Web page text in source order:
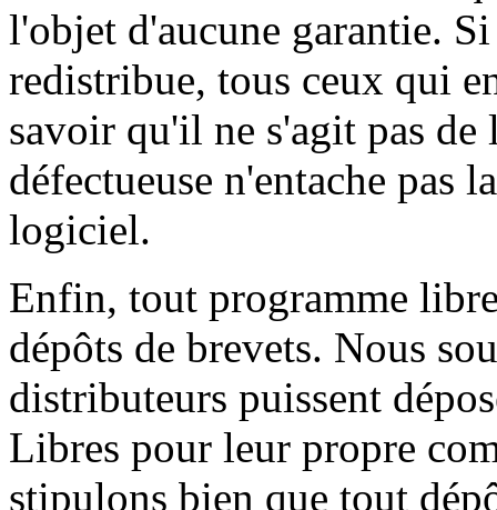
l'objet d'aucune garantie.
redistribue, tous ceux qui
savoir qu'il ne s'agit pas
défectueuse n'entache pas
logiciel.
Enfin, tout programme libre
dépôts de brevets. Nous
distributeurs puissent
Libres pour leur propre
stipulons bien que tout